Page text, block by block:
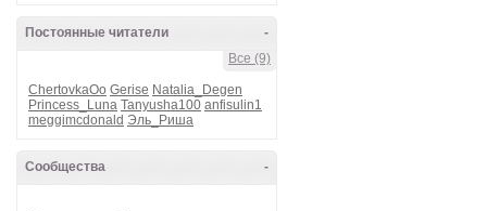
-
Постоянные читатели
Все (9)
ChertovkaOo Gerise Natalia_Degen
Princess_Luna Tanyusha100 anfisulin1
meggimcdonald Эль_Риша
-
Сообщества